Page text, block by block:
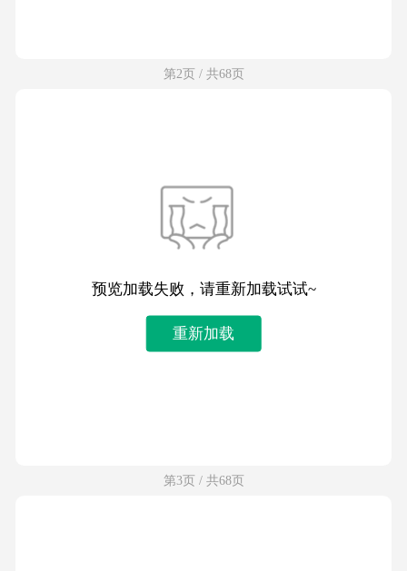
第2页 / 共68页
预览加载失败，请重新加载试试~
重新加载
第3页 / 共68页